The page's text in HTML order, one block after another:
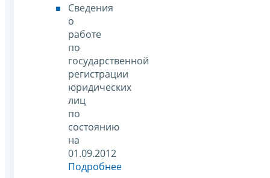
Сведения
о
работе
по
государственной
регистрации
юридических
лиц
по
состоянию
на
01.09.2012
Подробнее